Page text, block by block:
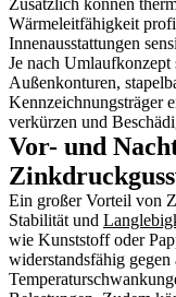
Wärmeleitfähigkeit
Innenausstattungen
Je nach Umlaufkonzept
Außenkonturen,
Kennzeichnungsträger
verkürzen und
Vor- und
Ein großer Vorteil von
Stabilität und
wie Kunststoff oder
widerstandsfähig